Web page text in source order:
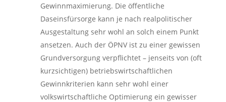
Gewinnmaximierung. Die öffentliche
Daseinsfürsorge kann je nach realpolitischer
Ausgestaltung sehr wohl an solch einem Punkt
ansetzen. Auch der ÖPNV ist zu einer gewissen
Grundversorgung verpflichtet – jenseits von (oft
kurzsichtigen) betriebswirtschaftlichen
Gewinnkriterien kann sehr wohl einer
volkswirtschaftliche Optimierung ein gewisser